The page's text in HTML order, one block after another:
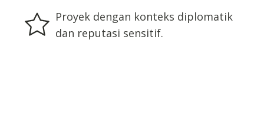
Proyek dengan konteks diplomatik
dan reputasi sensitif.